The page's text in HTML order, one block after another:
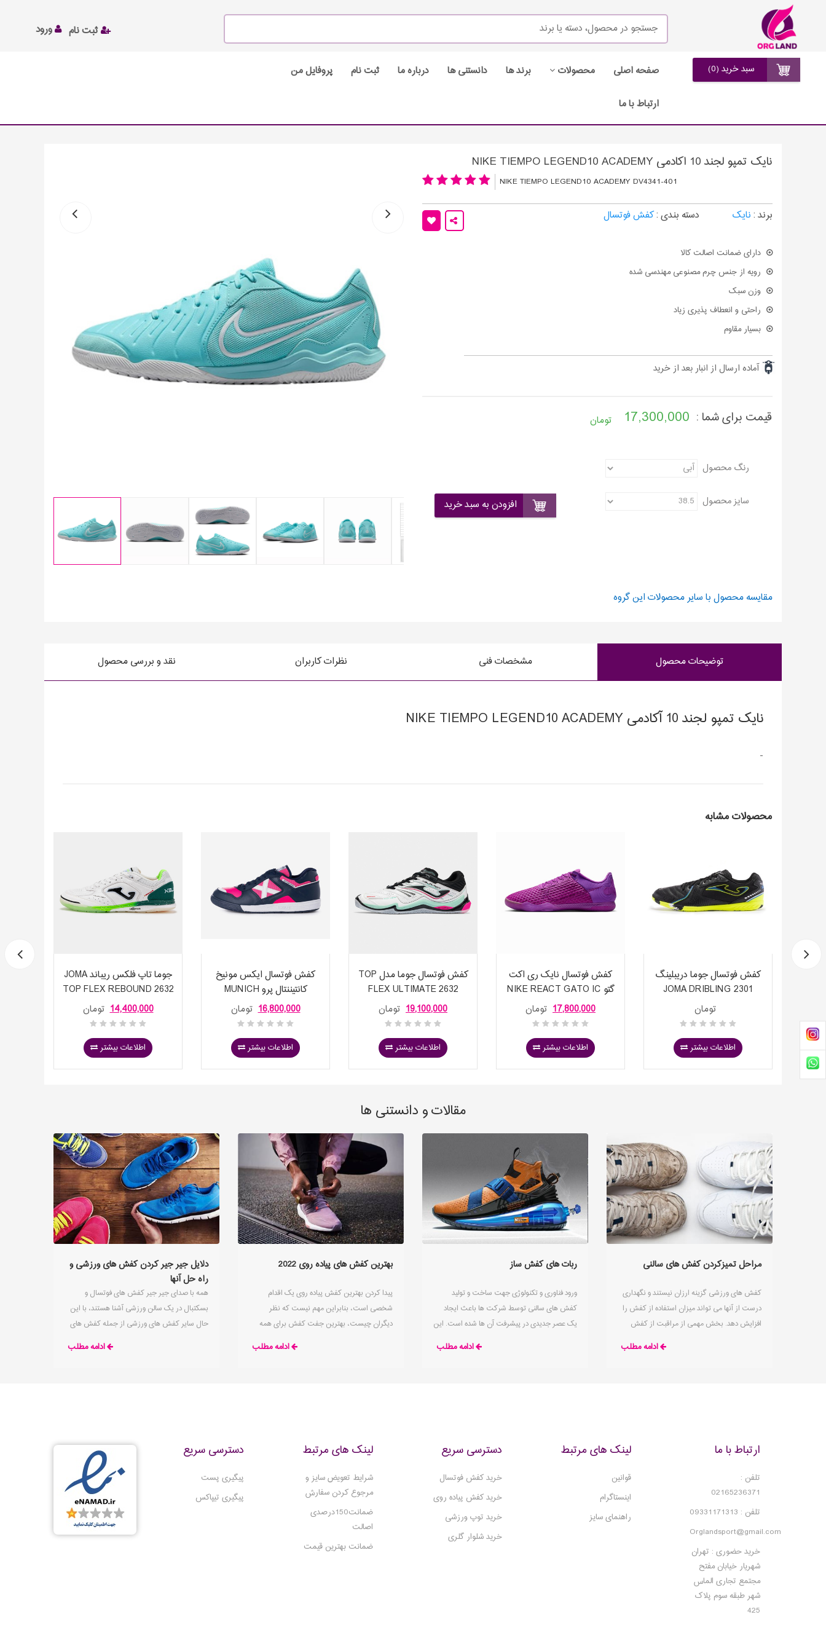
ورود ثبت نام
صفحه اصلی محصولات برند ها دانستنی ها درباره ما ثبت نام پروفایل من
ارتباط با ما
سبد خرید (0)
نایک تمپو لجند 10 آکادمی NIKE TIEMPO LEGEND10 ACADEMY
NIKE TIEMPO LEGEND10 ACADEMY DV4341-401
برند : نایک دسته بندی :کفش فوتسال
دارای ضمانت اصالت کالا
رویه از جنس چرم مصنوعی مهندسی شده
وزن سبک
راحتی و انعطاف پذیری زیاد
بسیار مقاوم
آماده ارسال از انبار بعد از خرید
قیمت برای شما : 17,300,000 تومان
رنگ محصول
سایز محصول
مقایسه محصول با سایر محصولات این گروه
توضیحات محصول مشخصات فنی نظرات کاربران نقد و بررسی محصول
نایک تمپو لجند 10 آکادمی NIKE TIEMPO LEGEND10 ACADEMY
-
محصولات مشابه
جوما تاپ فلکس ریباند JOMA
TOP FLEX REBOUND 2632
WHITE S
تومان 14,400,000
اطلاعات بیشتر
کفش فوتسال ایکس مونیخ
کانتیننتال پرو MUNICH
CONTINENTAL PRO 949
تومان 16,800,000
اطلاعات بیشتر
کفش فوتسال جوما مدل TOP
FLEX ULTIMATE 2632
WHITE BLACK INDOOR
19,100,000
اطلاعات بیشتر
کفش فوتسال نایک ری اکت
گتو NIKE REACT GATO IC
CT0550-500
17,800,000
اطلاعات بیشتر
کفش فوتسال جوما دریبلینگ
JOMA DRIBLING 2301
BLACK LEMON
اطلاعات بیشتر
مقالات و دانستنی ها
مراحل تمیزکردن کفش های سالنی
کفش های ورزشی گزینه ارزان نیستند و نگهداری
درست از آنها می تواند میزان استفاده از کفش را
افزایش دهد. بخش مهمی از مراقبت از کفش
ادامه مطلب
ربات های کفش ساز
ورود فناوری و تکنولوژی جهت ساخت و تولید
کفش های سالنی توسط شرکت ها باعث ایجاد
یک عصر جدیدی در پیشرفت آن ها شده است. این
ادامه مطلب
بهترین کفش های پیاده روی 2022
پیدا کردن بهترین کفش پیاده روی یک اقدام
شخصی است، بنابراین مهم نیست که نظر
دیگران چیست، بهترین جفت کفش برای همه
پیاده روی و دویدن وجود دارند و هر کدام از آنها به
ادامه مطلب
دلایل جیر جیر کردن کفش های ورزشی و
راه حل آنها
همه با صدای جیر جیر کفش های فوتسال و
بسکتبال در یک سالن ورزشی آشنا هستند، با این
حال سایر کفش های ورزشی از جمله کفش های
ناگهان شروع به تولید صداهای عجیب کنند که می
ادامه مطلب
دسترسی سریع
پیگیری پست
پیگیری تیپاکس
لینک های مرتبط
شرایط تعویض سایز و
مرجوع کردن سفارش
ضمانت150درصدی
اصالت
ضمانت بهترین قیمت
دسترسی سریع
خرید کفش فوتسال
خرید کفش پیاده روی
خرید توپ ورزشی
خرید شلوار گلری
لینک های مرتبط
قوانین
اینستاگرام
راهنمای سایز
ارتباط با ما
تلفن :
02165236371
تلفن : 09331171313
Orglandsport@gmail.com
خرید حضوری : تهران
شهریار خیابان مفتح
مجتمع تجاری الماس
شهر طبقه سوم پلاک
425